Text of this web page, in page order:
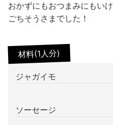
おかずにもおつまみにもい
ごちそうさまでした！
材料(1人分)
ジャガイモ
ソーセージ